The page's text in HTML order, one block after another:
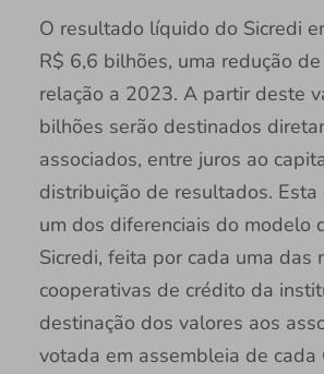
O resultado líquido do Sicredi
R$ 6,6 bilhões, uma redução
relação a 2023. A partir deste
bilhões serão destinados
associados, entre juros ao
distribuição de resultados.
um dos diferenciais do modelo
Sicredi, feita por cada uma das
cooperativas de crédito da
destinação dos valores aos
votada em assembleia de cada